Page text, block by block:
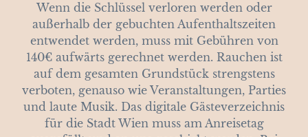
Wenn die Schlüssel verloren werden oder
außerhalb der gebuchten Aufenthaltszeiten
entwendet werden, muss mit Gebühren von
140€ aufwärts gerechnet werden. Rauchen ist
auf dem gesamten Grundstück strengstens
verboten, genauso wie Veranstaltungen, Parties
und laute Musik. Das digitale Gästeverzeichnis
für die Stadt Wien muss am Anreisetag